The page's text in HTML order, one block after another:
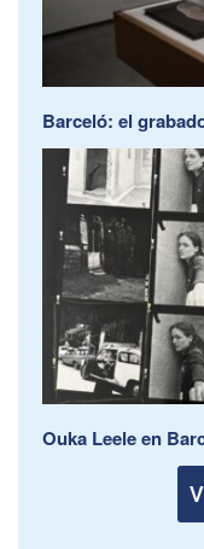
Barceló: el
Ouka Leele en